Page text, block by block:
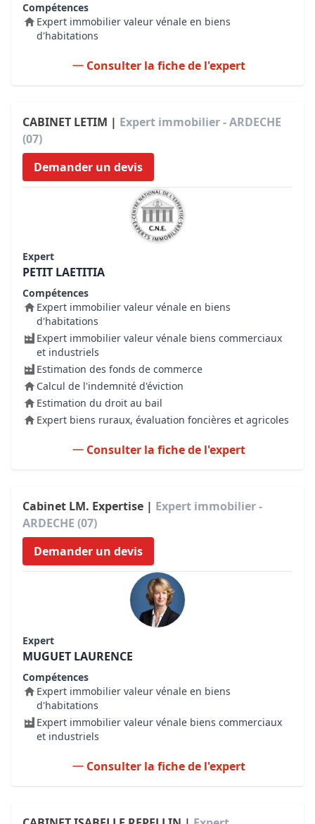
Compétences
Expert immobilier valeur vénale en biens
d'habitations
Consulter la fiche de l'expert
CABINET LETIM | Expert immobilier - ARDECHE
(07)
Demander un devis
Expert
PETIT LAETITIA
Compétences
Expert immobilier valeur vénale en biens
d'habitations
Expert immobilier valeur vénale biens commerciaux
et industriels
Estimation des fonds de commerce
Calcul de l'indemnité d'éviction
Estimation du droit au bail
Expert biens ruraux, évaluation foncières et agricoles
Consulter la fiche de l'expert
Cabinet LM. Expertise | Expert immobilier -
ARDECHE (07)
Demander un devis
Expert
MUGUET LAURENCE
Compétences
Expert immobilier valeur vénale en biens
d'habitations
Expert immobilier valeur vénale biens commerciaux
et industriels
Consulter la fiche de l'expert